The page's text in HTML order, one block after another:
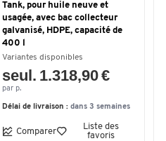
Tank, pour huile neuve et
usagée, avec bac collecteur
galvanisé, HDPE, capacité de
400 l
Variantes disponibles
seul. 1.318,90 €
par p.
Délai de livraison : dans 3 semaines
Comparer
Liste des
favoris